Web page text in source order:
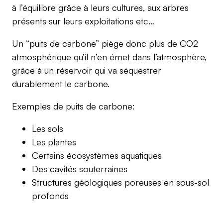
à l’équilibre grâce à leurs cultures, aux arbres
présents sur leurs exploitations etc…
Un “puits de carbone” piège donc plus de CO2
atmosphérique qu’il n’en émet dans l’atmosphère,
grâce à un réservoir qui va séquestrer
durablement le carbone.
Exemples de puits de carbone:
Les sols
Les plantes
Certains écosystèmes aquatiques
Des cavités souterraines
Structures géologiques poreuses en sous-sol
profonds